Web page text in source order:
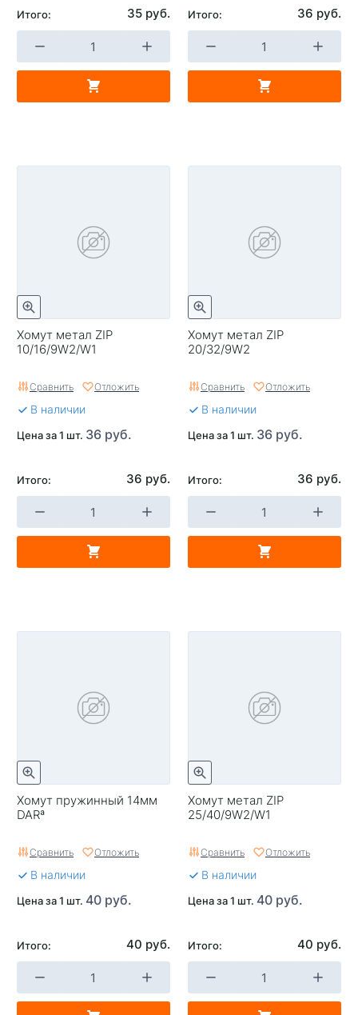
Итого: 35 руб. Итого: 36 руб.
Хомут метал ZIP
10/16/9W2/W1
Сравнить Отложить
В наличии
Цена за 1 шт. 36 руб.
Итого: 36 руб.
Хомут метал ZIP
20/32/9W2
Сравнить Отложить
В наличии
Цена за 1 шт. 36 руб.
Итого: 36 руб.
Хомут пружинный 14мм
DARª
Сравнить Отложить
В наличии
Цена за 1 шт. 40 руб.
Итого: 40 руб.
Хомут метал ZIP
25/40/9W2/W1
Сравнить Отложить
В наличии
Цена за 1 шт. 40 руб.
Итого: 40 руб.